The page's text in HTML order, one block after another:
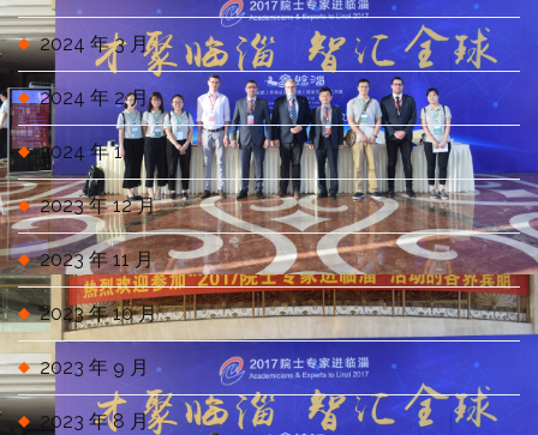
2024 年 3 月
2024 年 2 月
2024 年 1 月
2023 年 12 月
2023 年 11 月
2023 年 10 月
2023 年 9 月
2023 年 8 月